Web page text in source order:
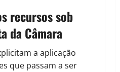
recursos sob
da Câmara
a aplicação
que passam a ser